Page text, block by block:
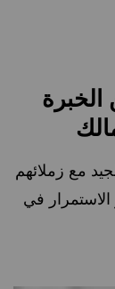
مع زملائهم
الاستمرار في